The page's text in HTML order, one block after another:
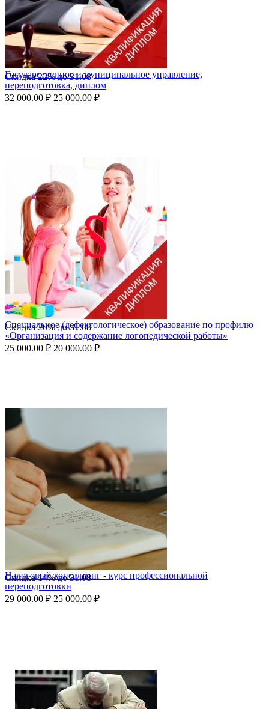
Скидка22%до31.08
Государственное и муниципальное управление,
переподготовка, диплом
32 000.00 ₽ 25 000.00 ₽
Скидка20%до31.08
Специальное (дефектологическое) образование по профилю
«Организация и содержание логопедической работы»
25 000.00 ₽ 20 000.00 ₽
Скидка14%до31.08
Налоговый консалтинг - курс профессиональной
переподготовки
29 000.00 ₽ 25 000.00 ₽